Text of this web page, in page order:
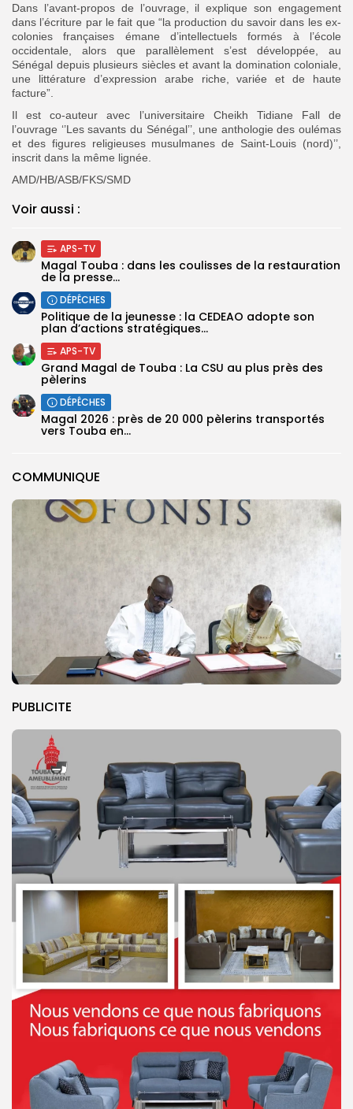
COMMUNIQUE
PUBLICITE
Dans l’avant-propos de l’ouvrage, il explique son engagement
dans l’écriture par le fait que “la production du savoir dans les ex-
colonies françaises émane d’intellectuels formés à l’école
occidentale, alors que parallèlement s’est développée, au
Sénégal depuis plusieurs siècles et avant la domination coloniale,
une littérature d’expression arabe riche, variée et de haute
facture”.
Il est co-auteur avec l’universitaire Cheikh Tidiane Fall de
l’ouvrage ‘’Les savants du Sénégal’’, une anthologie des oulémas
et des figures religieuses musulmanes de Saint-Louis (nord)’’,
inscrit dans la même lignée.
AMD/HB/ASB/FKS/SMD
Voir aussi :
APS-TV
Magal Touba : dans les coulisses de la restauration
de la presse...
DÉPÊCHES
Politique de la jeunesse : la CEDEAO adopte son
plan d’actions stratégiques...
APS-TV
Grand Magal de Touba : La CSU au plus près des
pèlerins
DÉPÊCHES
Magal 2026 : près de 20 000 pèlerins transportés
vers Touba en...